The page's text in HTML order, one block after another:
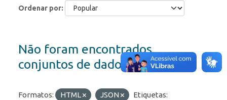
Ordenar por
Não foram encontrados
conjuntos de dados
Formatos: HTML JSON
Etiquetas: